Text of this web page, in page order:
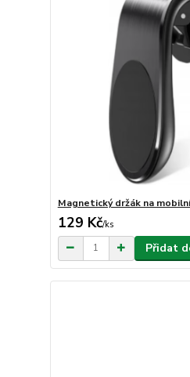
Magnetický držák na
129 Kč/ks
Přidat